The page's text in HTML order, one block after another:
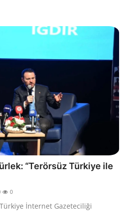
“Terörsüz Türkiye ile
0
İnternet Gazeteciliği